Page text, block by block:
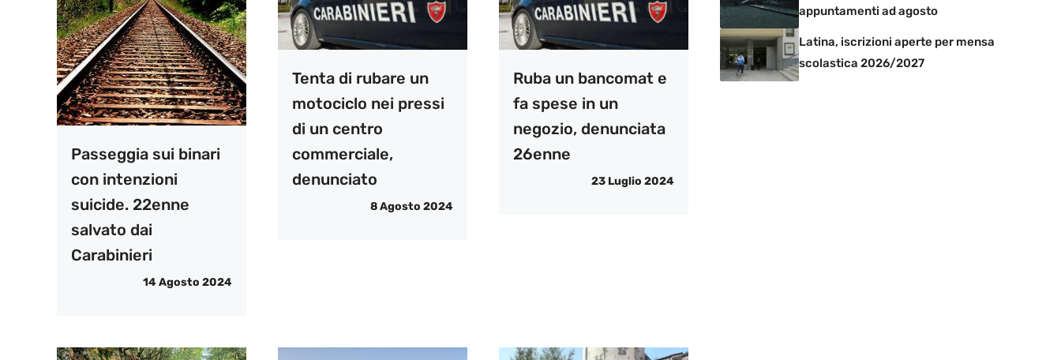
Passeggia sui binari
con intenzioni
suicide. 22enne
salvato dai
Carabinieri
14 Agosto 2024
Tenta di rubare un
motociclo nei pressi
di un centro
commerciale,
denunciato
8 Agosto 2024
Ruba un bancomat e
fa spese in un
negozio, denunciata
26enne
23 Luglio 2024
appuntamenti ad agosto
Latina, iscrizioni aperte per mensa
scolastica 2026/2027